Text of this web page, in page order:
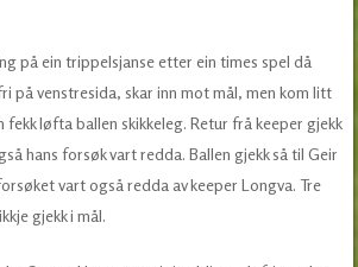
på ein trippelsjanse etter ein times spel då
på venstresida, skar inn mot mål, men kom litt
løfta ballen skikkeleg. Retur frå keeper gjekk
hans forsøk vart redda. Ballen gjekk så til Geir
vart også redda av keeper Longva. Tre
gjekk i mål.